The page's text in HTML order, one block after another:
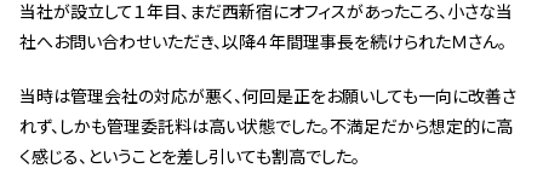
当社が設立して１年目、まだ西新宿にオフィスがあったころ、小さな当
社へお問い合わせいただき、以降４年間理事長を続けられたＭさん。
当時は管理会社の対応が悪く、何回是正をお願いしても一向に改善さ
れず、しかも管理委託料は高い状態でした。不満足だから想定的に高
く感じる、ということを差し引いても割高でした。
管理契約見直しドクター »
建物・設備維持